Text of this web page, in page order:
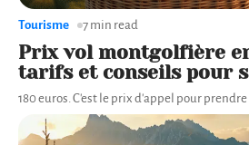
Prix vol montgolfière
tarifs et conseils pour
180 euros. C'est le prix d'appel pour
Tourisme 7 min read